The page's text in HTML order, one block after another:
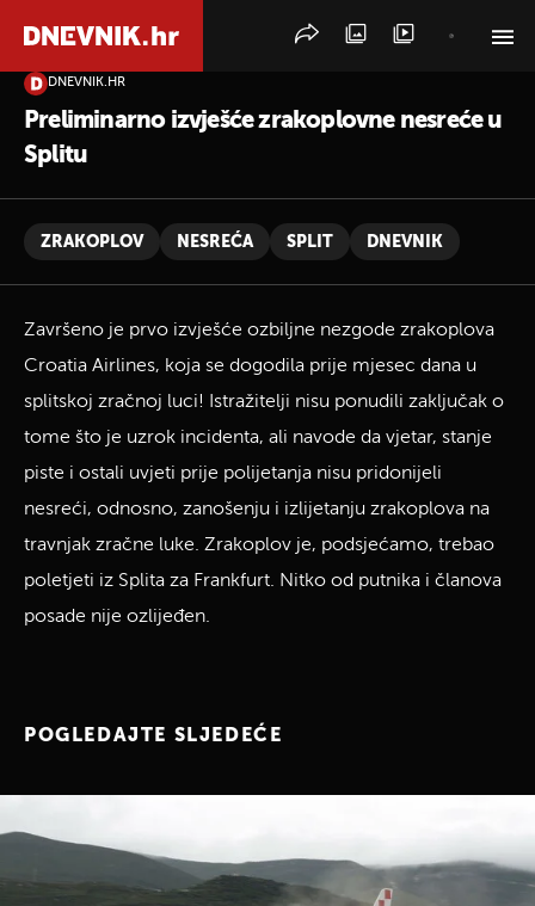
DNEVNIK.HR
Preliminarno izvješće zrakoplovne nesreće u
Splitu
ZRAKOPLOV NESREĆA SPLIT DNEVNIK
Završeno je prvo izvješće ozbiljne nezgode zrakoplova
Croatia Airlines, koja se dogodila prije mjesec dana u
splitskoj zračnoj luci! Istražitelji nisu ponudili zaključak o
tome što je uzrok incidenta, ali navode da vjetar, stanje
piste i ostali uvjeti prije polijetanja nisu pridonijeli
nesreći, odnosno, zanošenju i izlijetanju zrakoplova na
travnjak zračne luke. Zrakoplov je, podsjećamo, trebao
poletjeti iz Splita za Frankfurt. Nitko od putnika i članova
posade nije ozlijeđen.
POGLEDAJTE SLJEDEĆE
PRETRAŽITE VIJESTI